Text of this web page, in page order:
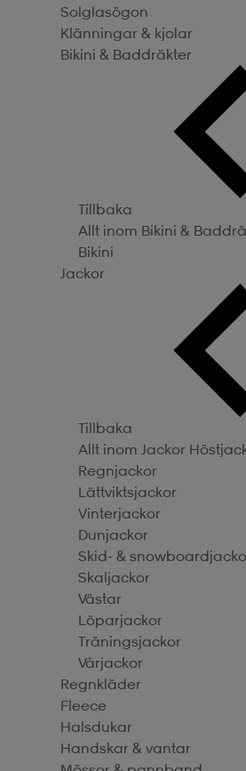
Solglasögon
Klänningar & kjolar
Bikini & Baddräkter
Tillbaka
Allt inom Bikini &
Bikini
Jackor
Tillbaka
Allt inom Jackor
Regnjackor
Lättviktsjackor
Vinterjackor
Dunjackor
Skid- &
Skaljackor
Västar
Löparjackor
Träningsjackor
Vårjackor
Regnkläder
Fleece
Halsdukar
Handskar & vantar